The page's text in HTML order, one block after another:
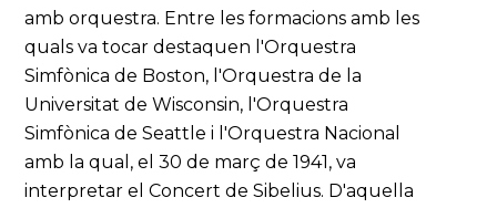
amb orquestra. Entre les formacions amb les
quals va tocar destaquen l'Orquestra
Simfònica de Boston, l'Orquestra de la
Universitat de Wisconsin, l'Orquestra
Simfònica de Seattle i l'Orquestra Nacional
amb la qual, el 30 de març de 1941, va
interpretar el Concert de Sibelius. D'aquella